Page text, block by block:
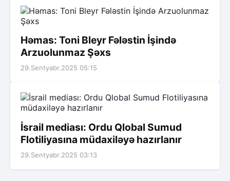
Həmas: Toni Bleyr Fələstin İşində
Arzuolunmaz Şəxs
29.Sentyabr.2025 05:15
İsrail mediası: Ordu Qlobal Sumud
Flotiliyasına müdaxiləyə hazırlanır
29.Sentyabr.2025 03:13